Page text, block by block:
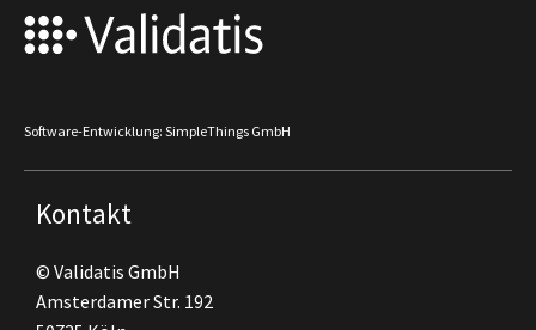
Software-Entwicklung: SimpleThings GmbH
Kontakt
© Validatis GmbH
Amsterdamer Str. 192